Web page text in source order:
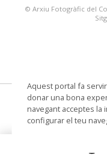
© Arxiu Fotogràfic del
Aquest portal fa
donar una bona
navegant acceptes la
configurar el teu